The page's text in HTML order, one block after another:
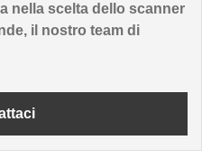
nella scelta dello scanner
il nostro team di